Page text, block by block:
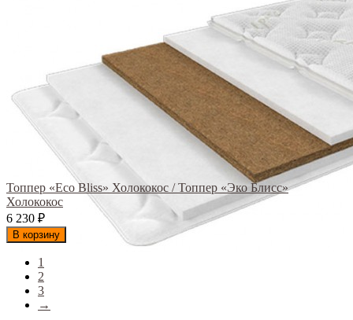
Топпер «Eco Bliss» Холококос / Топпер «Эко Блисс»
Холококос
6 230 ₽
В корзину
1
2
3
→